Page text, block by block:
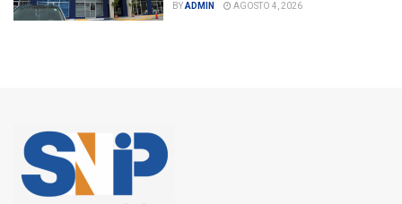
BYADMIN AGOSTO 4, 2026